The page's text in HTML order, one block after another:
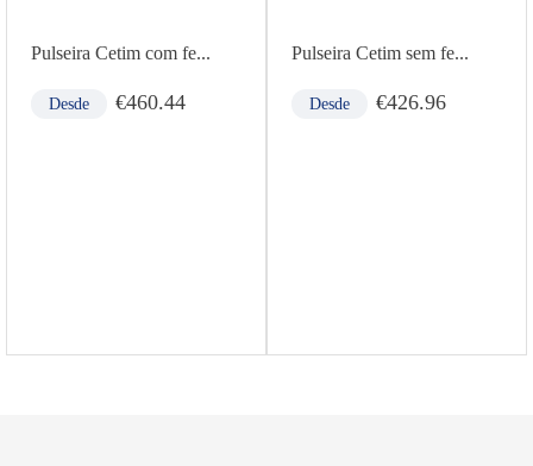
Pulseira Cetim com fe...
Desde €460.44
Pulseira Cetim sem fe...
Desde €426.96